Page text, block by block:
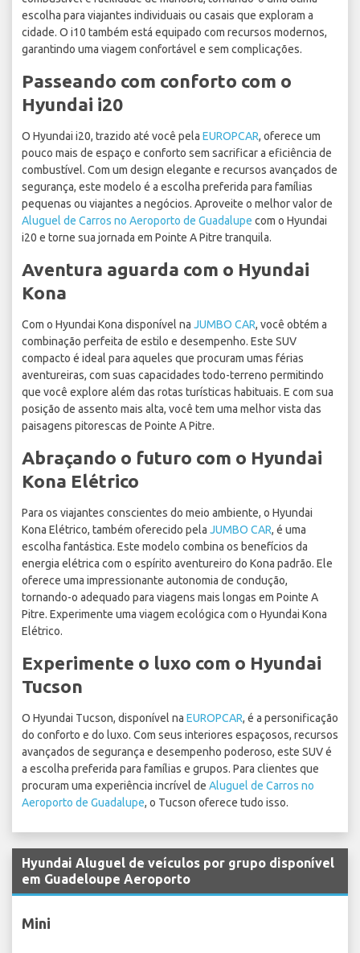
escolha para viajantes individuais ou casais que exploram a
cidade. O i10 também está equipado com recursos modernos,
garantindo uma viagem confortável e sem complicações.
Passeando com conforto com o
Hyundai i20
O Hyundai i20, trazido até você pela EUROPCAR, oferece um
pouco mais de espaço e conforto sem sacrificar a eficiência de
combustível. Com um design elegante e recursos avançados de
segurança, este modelo é a escolha preferida para famílias
pequenas ou viajantes a negócios. Aproveite o melhor valor de
Aluguel de Carros no Aeroporto de Guadalupe com o Hyundai
i20 e torne sua jornada em Pointe A Pitre tranquila.
Aventura aguarda com o Hyundai
Kona
Com o Hyundai Kona disponível na JUMBO CAR, você obtém a
combinação perfeita de estilo e desempenho. Este SUV
compacto é ideal para aqueles que procuram umas férias
aventureiras, com suas capacidades todo-terreno permitindo
que você explore além das rotas turísticas habituais. E com sua
posição de assento mais alta, você tem uma melhor vista das
paisagens pitorescas de Pointe A Pitre.
Abraçando o futuro com o Hyundai
Kona Elétrico
Para os viajantes conscientes do meio ambiente, o Hyundai
Kona Elétrico, também oferecido pela JUMBO CAR, é uma
escolha fantástica. Este modelo combina os benefícios da
energia elétrica com o espírito aventureiro do Kona padrão. Ele
oferece uma impressionante autonomia de condução,
tornando-o adequado para viagens mais longas em Pointe A
Pitre. Experimente uma viagem ecológica com o Hyundai Kona
Elétrico.
Experimente o luxo com o Hyundai
Tucson
O Hyundai Tucson, disponível na EUROPCAR, é a personificação
do conforto e do luxo. Com seus interiores espaçosos, recursos
avançados de segurança e desempenho poderoso, este SUV é
a escolha preferida para famílias e grupos. Para clientes que
procuram uma experiência incrível de Aluguel de Carros no
Aeroporto de Guadalupe, o Tucson oferece tudo isso.
Hyundai Aluguel de veículos por grupo disponível
em Guadeloupe Aeroporto
Mini